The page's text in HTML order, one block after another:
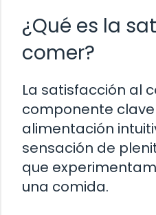
¿Qué es la
comer?
La satisfacción al
componente
alimentación
sensación de
que
una comida.